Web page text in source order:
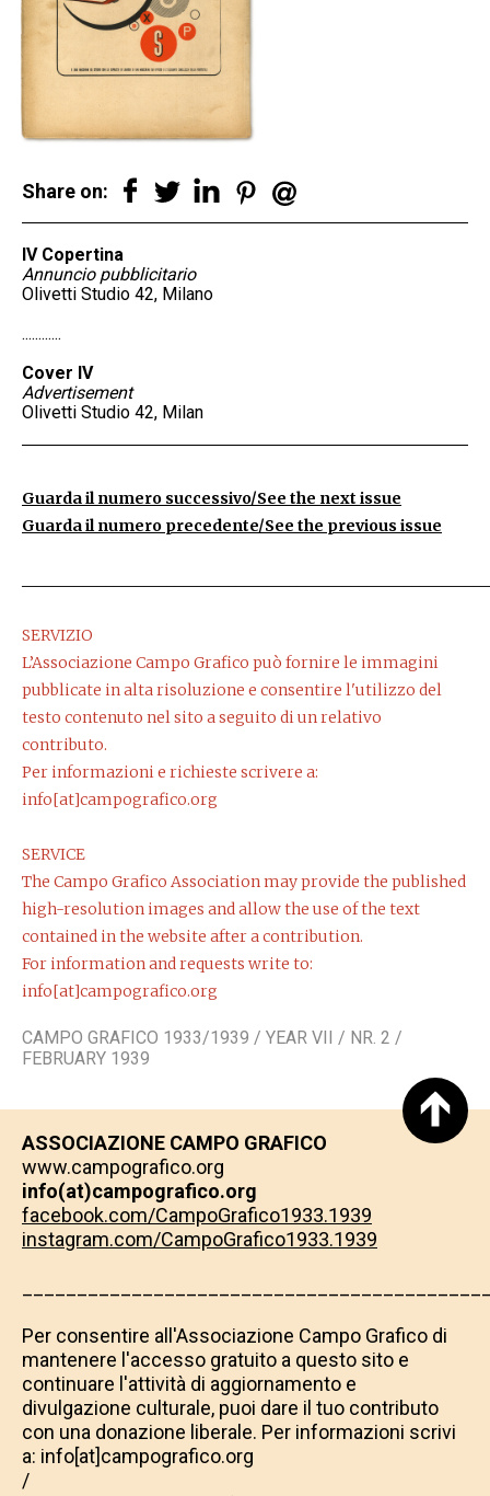
Share on:
IV Copertina
Annuncio pubblicitario
Olivetti Studio 42, Milano
............
Cover IV
Advertisement
Olivetti Studio 42, Milan
Guarda il numero successivo/See the next issue
Guarda il numero precedente/See the previous issue
SERVIZIO
L’Associazione Campo Grafico può fornire le immagini
pubblicate in alta risoluzione e consentire l'utilizzo del
testo contenuto nel sito a seguito di un relativo
contributo.
Per informazioni e richieste scrivere a:
info[at]campografico.org
SERVICE
The Campo Grafico Association may provide the published
high-resolution images and allow the use of the text
contained in the website after a contribution.
For information and requests write to:
info[at]campografico.org
CAMPO GRAFICO 1933/1939 / ​YEAR VII / NR. 2 /
FEBRUARY 1939
ASSOCIAZIONE CAMPO GRAFICO
www.campografico.org
info(at)campografico.org
facebook.com/CampoGrafico1933.1939
instagram.com/CampoGrafico1933.1939
​​​​​​​Per consentire all'Associazione Campo Grafico di
mantenere l'accesso gratuito a questo sito e
continuare l'attività di aggiornamento e
divulgazione culturale, puoi dare il tuo contributo
con una donazione liberale. Per informazioni scrivi
a: info[at]campografico.org
/